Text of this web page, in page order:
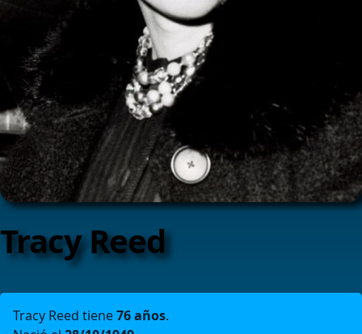
Tracy Reed
Tracy Reed tiene76 años.